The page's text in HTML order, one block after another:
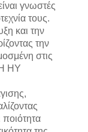
γνωστές
τους.
και την
την
στις
HY
ποιότητα